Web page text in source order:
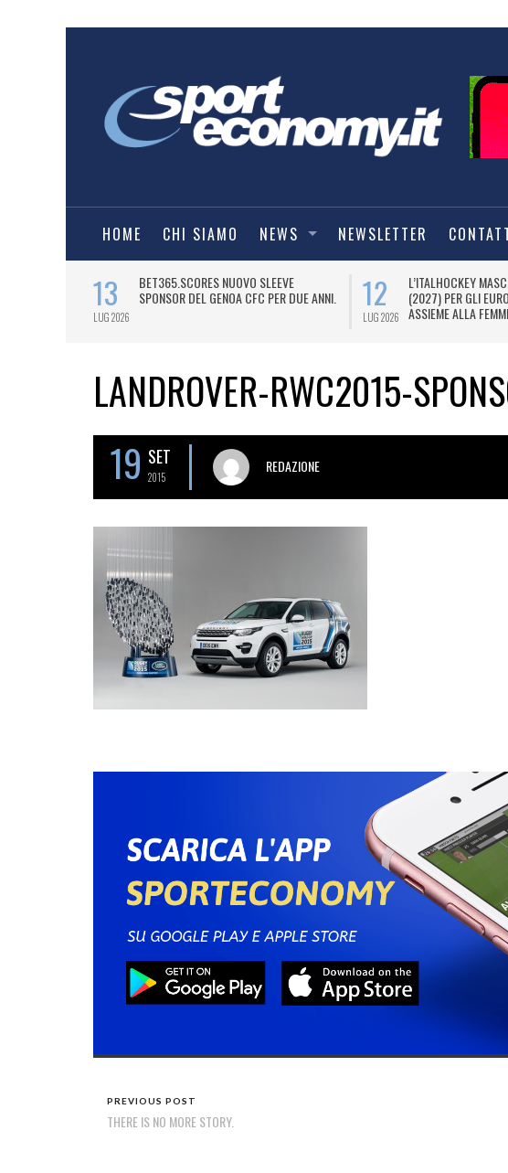
HOME CHI SIAMO NEWS NEWSLETTER
13
LUG 2026
BET365.SCORES NUOVO SLEEVE
SPONSOR DEL GENOA CFC PER DUE ANNI.
12
LUG 2026
L’ITALHOCKEY
(2027) PER GLI
ASSIEME ALLA
LANDROVER-RWC2015-
19 SET
2015
REDAZIONE
PREVIOUS POST
THERE IS NO MORE STORY.